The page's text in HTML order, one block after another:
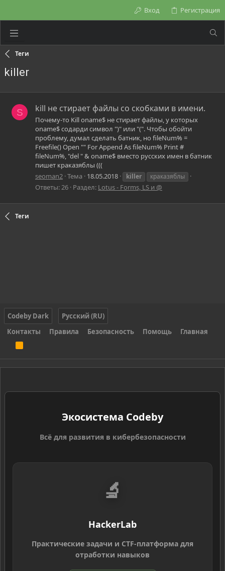
Вход Регистрация
Теги
killer
S kill не стирает файлы со скобками в имени.
Почему-то Kill oname$ не стирает файлы, у которых
oname$ содарди символ ")" или "(". Чтобы обойти
проблему, думал сделать батник, но fileNum% =
Freefile() Open "" For Append As fileNum% Print #
fileNum%, "del " & oname$ вместо русских имен в батник
пишет краказяблы (((
seoman2 Тема 18.05.2018 killer краказяблы
Ответы: 26 Раздел: Lotus - Forms, LS и @
Теги
Codeby Dark
Русский (RU)
Контакты
Правила Безопасность Помощь Главная
S
Экосистема Codeby
Всё для развития в кибербезопасности
🔬
HackerLab
Практические задачи и CTF-платформа для
отработки навыков